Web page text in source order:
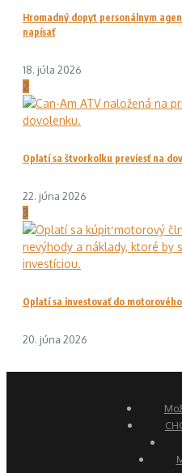
Hromadný dopyt personálnym
napísať
18. júla 2026
2
Oplatí sa štvorkolku previesť na
22. júna 2026
3
Oplatí sa investovať do
20. júna 2026